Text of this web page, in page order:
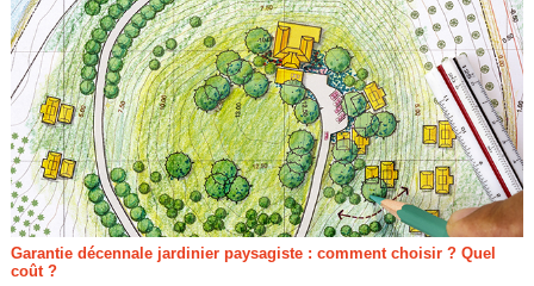
Garantie décennale jardinier paysagiste : comment choisir ? Quel
coût ?